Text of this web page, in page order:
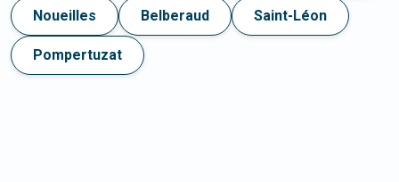
Noueilles Belberaud Saint-Léon
Pompertuzat